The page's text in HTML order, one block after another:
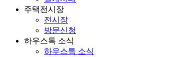
주택전시장
전시장
방문신청
하우스톡 소식
하우스톡 소식